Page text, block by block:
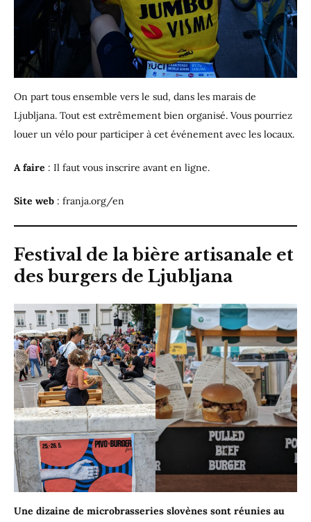
On part tous ensemble vers le sud, dans les marais de
Ljubljana. Tout est extrêmement bien organisé. Vous pourriez
louer un vélo pour participer à cet événement avec les locaux.
A faire : Il faut vous inscrire avant en ligne.
Site web : franja.org/en
Festival de la bière artisanale et
des burgers de Ljubljana
Une dizaine de microbrasseries slovènes sont réunies au